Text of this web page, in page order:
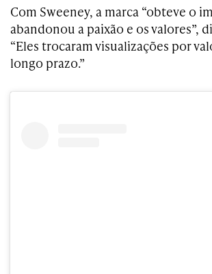
Com Sweeney, a marca “obteve o
abandonou a paixão e os valores”,
“Eles trocaram visualizações por
longo prazo.”